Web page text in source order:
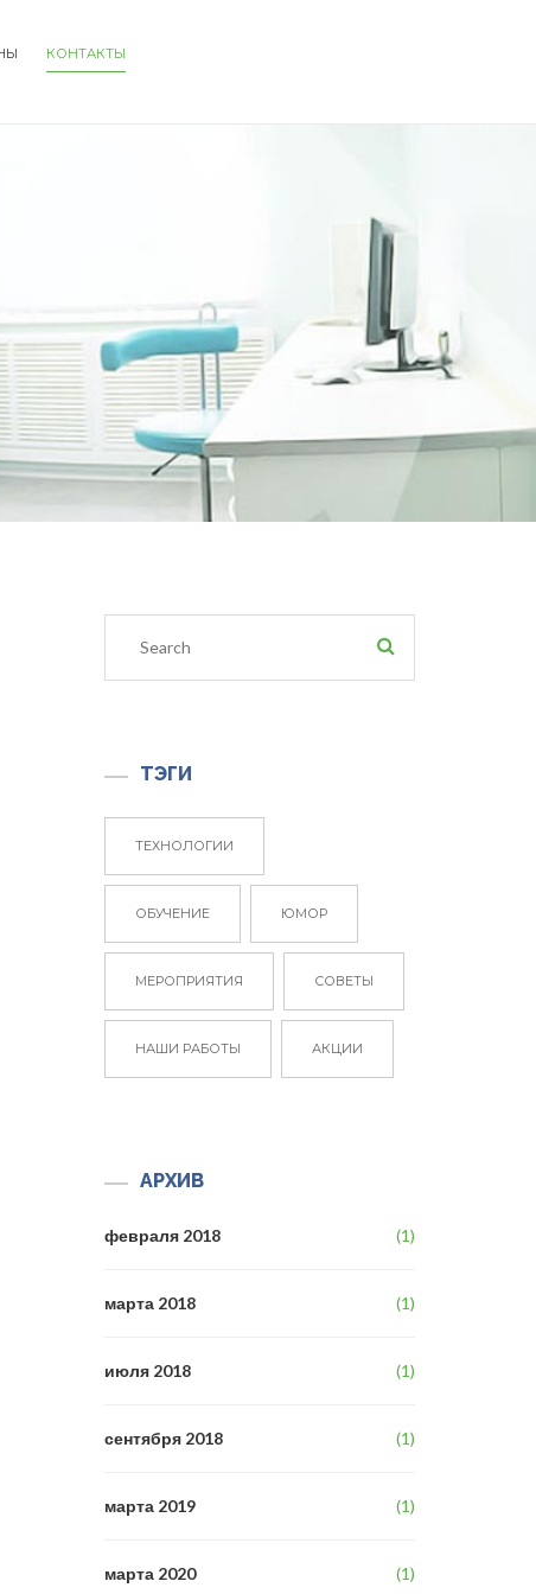
КОНТАКТЫ
ТЭГИ
ТЕХНОЛОГИИ
ОБУЧЕНИЕ ЮМОР
МЕРОПРИЯТИЯ СОВЕТЫ
НАШИ РАБОТЫ АКЦИИ
АРХИВ
февраля 2018 (1)
марта 2018 (1)
июля 2018 (1)
сентября 2018 (1)
марта 2019 (1)
марта 2020 (1)